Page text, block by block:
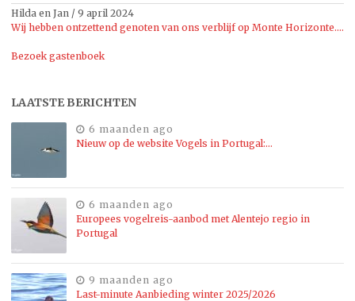
Hilda en Jan / 9 april 2024
Wij hebben ontzettend genoten van ons verblijf op Monte Horizonte....
Bezoek gastenboek
LAATSTE BERICHTEN
6 maanden ago
Nieuw op de website Vogels in Portugal:…
6 maanden ago
Europees vogelreis-aanbod met Alentejo regio in
Portugal
9 maanden ago
Last-minute Aanbieding winter 2025/2026